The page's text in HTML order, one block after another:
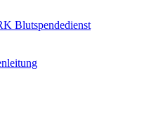
Blutspendedienst